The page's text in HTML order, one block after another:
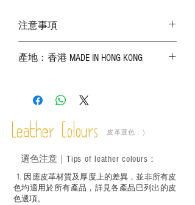
注意事項
實物為準；
－ 植鞣皮革容易受環境、使用程度等產生
成後定期在皮面塗上皮革專用清潔劑及貂
鼠油等；
適合六歲以下兒童使用；六至十二歲兒童
必須由成年人陪同下使用並應小心處理。
產地：香港 MADE IN HONG KONG
Leather Colours 皮革選色：）
1. ​ 因應皮革材質及厚度上的差異，並非所有皮
色均適用於所有產品，詳見各產品巳列出的皮
色選項。
選色注意｜ Tips of leather colours ：